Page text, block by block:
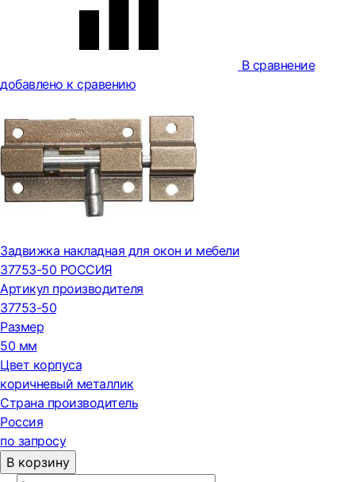
В сравнение
добавлено к сравению
Задвижка накладная для окон и мебели
37753-50 РОССИЯ
Артикул производителя
37753-50
Размер
50 мм
Цвет корпуса
коричневый металлик
Страна производитель
Россия
по запросу
В корзину